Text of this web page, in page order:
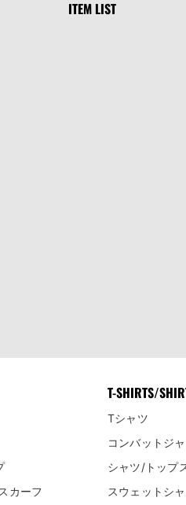
ITEM LIST
カーフ
T-SHIRTS/
Tシャツ
コンバットジ
シャツ/トップ
スウェットシ